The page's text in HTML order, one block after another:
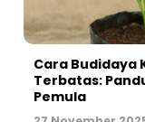
Cara Budidaya
Terbatas:
Pemula